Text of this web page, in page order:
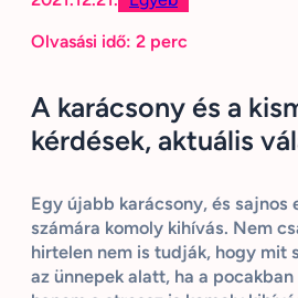
Olvasási idő: 2 perc
A karácsony és a
kérdések, aktuális
Egy újabb karácsony, és sajnos
számára komoly kihívás. Nem
hirtelen nem is tudják, hogy mit
az ünnepek alatt, ha a